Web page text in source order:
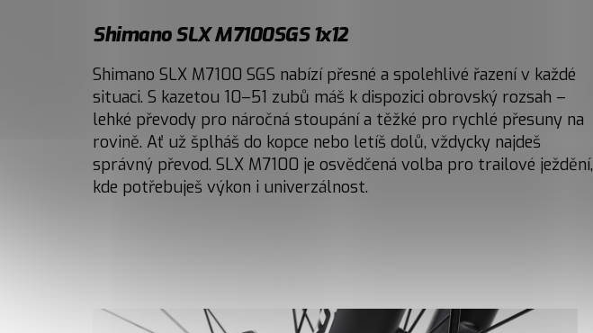
Shimano SLX M7100SGS 1x12
Shimano SLX M7100 SGS nabízí přesné a spolehlivé řazení v každé
situaci. S kazetou 10–51 zubů máš k dispozici obrovský rozsah –
lehké převody pro náročná stoupání a těžké pro rychlé přesuny na
rovině. Ať už šplháš do kopce nebo letíš dolů, vždycky najdeš
správný převod. SLX M7100 je osvědčená volba pro trailové ježdění,
kde potřebuješ výkon i univerzálnost.